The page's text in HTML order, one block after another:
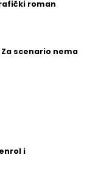
roman
– Za scenario nema
i